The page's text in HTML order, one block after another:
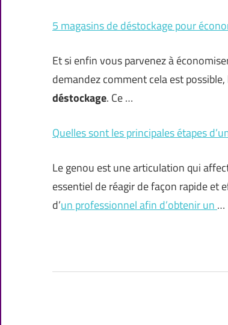
5 magasins de déstockage pour
Et si enfin vous parvenez à
demandez comment cela est
déstockage. Ce …
Quelles sont les principales étapes
Le genou est une articulation qui
essentiel de réagir de façon rapide et
d’un professionnel afin d’obtenir un …